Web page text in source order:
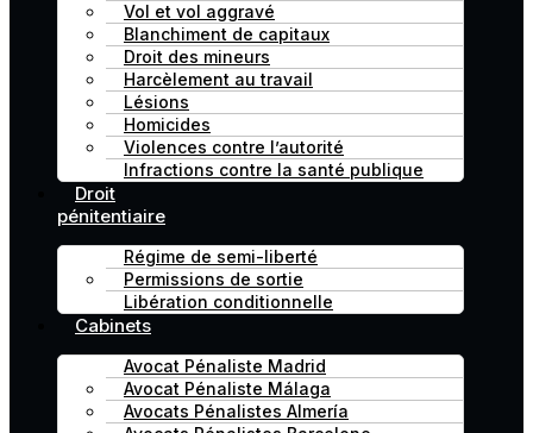
Vol et vol aggravé
Blanchiment de capitaux
Droit des mineurs
Harcèlement au travail
Lésions
Homicides
Violences contre l’autorité
Infractions contre la santé publique
Droit
pénitentiaire
Régime de semi-liberté
Permissions de sortie
Libération conditionnelle
Cabinets
Avocat Pénaliste Madrid
Avocat Pénaliste Málaga
Avocats Pénalistes Almería